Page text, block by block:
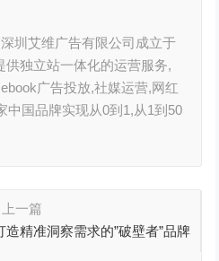
圳艾维广告有限公司成立于
供独立站一体化的运营服务,
广告投放,社媒运营,网红
中国品牌实现从0到1,从1到50
一篇
精准洞察需求的”破壁者”品牌